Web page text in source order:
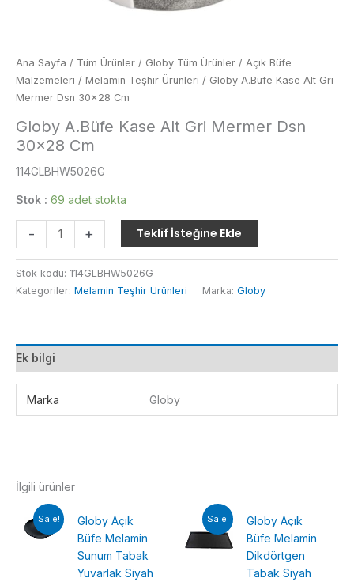
Ana Sayfa / Tüm Ürünler / Globy Tüm Ürünler / Açık Büfe
Malzemeleri / Melamin Teşhir Ürünleri / Globy A.Büfe Kase Alt Gri
Mermer Dsn 30×28 Cm
Globy A.Büfe Kase Alt Gri Mermer Dsn
30×28 Cm
114GLBHW5026G
Stok : 69 adet stokta
-
A.Büfe
Kase
Alt
Gri
30x28
Cm
adet
+ Teklif İsteğine Ekle
Stok kodu: 114GLBHW5026G
Kategoriler: Melamin Teşhir Ürünleri Marka: Globy
Ek bilgi
Marka Globy
İlgili ürünler
Sale!
Globy Açık
Büfe Melamin
Sunum Tabak
Yuvarlak Siyah
Sale!
Globy Açık
Büfe Melamin
Dikdörtgen
Tabak Siyah